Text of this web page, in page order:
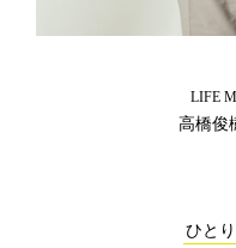
LIFE
高橋俊
ひと